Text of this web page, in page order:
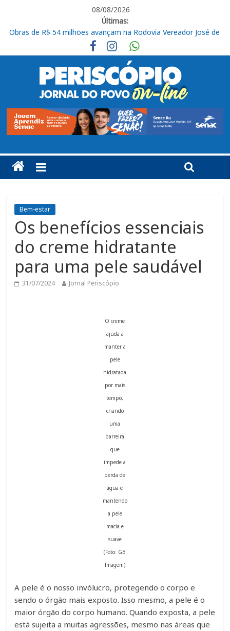
08/08/2026
Últimas:
Obras de R$ 54 milhões avançam na Rodovia Vereador José de
Em casa, Ituano Sub-20 perde para o Red Bull Bragantino
Ituano quer união para vencer o Barra neste sábado
Feira + Itu acontece neste final de semana na Praça do Carmo
José Renato Nalini: Teimosia mata
Bem-estar
Os benefícios essenciais
do creme hidratante
para uma pele saudável
31/07/2024 Jornal Periscópio
O creme
ajuda a
manter a
pele
hidratada
por mais
tempo,
criando
uma
barreira
que
impede a
perda de
água e
mantendo
a pele
macia e
suave
(Foto: GB
Imagem)
A pele é o nosso invólucro, protegendo o corpo e
sendo o órgão mais exposto. Isso mesmo, a pele é o
maior órgão do corpo humano. Quando exposta, a pele
está sujeita a muitas agressões, mesmo nas áreas que